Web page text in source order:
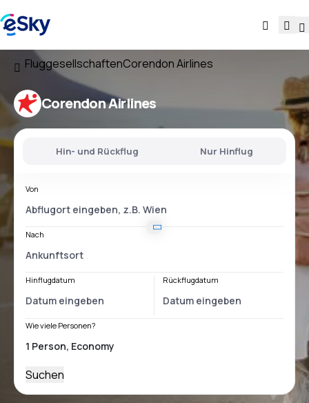
FluggesellschaftenCorendon Airlines
Corendon Airlines
Hin- und Rückflug Nur Hinflug
Von
Nach
Hinflugdatum Rückflugdatum
Wie viele Personen?
Suchen